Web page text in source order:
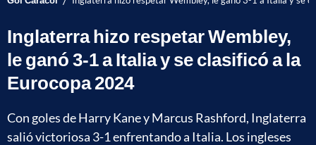
Inglaterra hizo respetar Wembley,
le ganó 3-1 a Italia y se clasificó a la
Eurocopa 2024
Con goles de Harry Kane y Marcus Rashford, Inglaterra
salió victoriosa 3-1 enfrentando a Italia. Los ingleses